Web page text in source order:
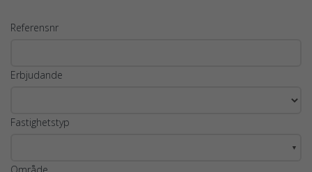
Referensnr
Erbjudande
Fastighetstyp
▼